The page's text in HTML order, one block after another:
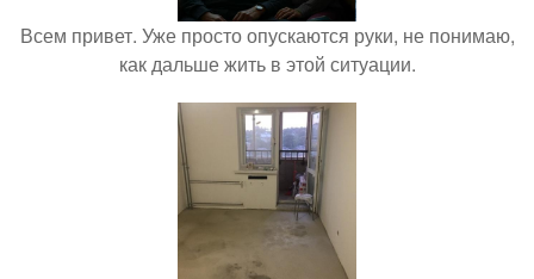
Всем привет. Уже просто опускаются руки, не понимаю,
как дальше жить в этой ситуации.